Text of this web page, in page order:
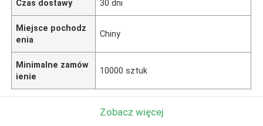
Czas dostawy 30 dni
Miejsce pochodz
enia
Chiny
Minimalne zamów
ienie
10000 sztuk
Zobacz więcej